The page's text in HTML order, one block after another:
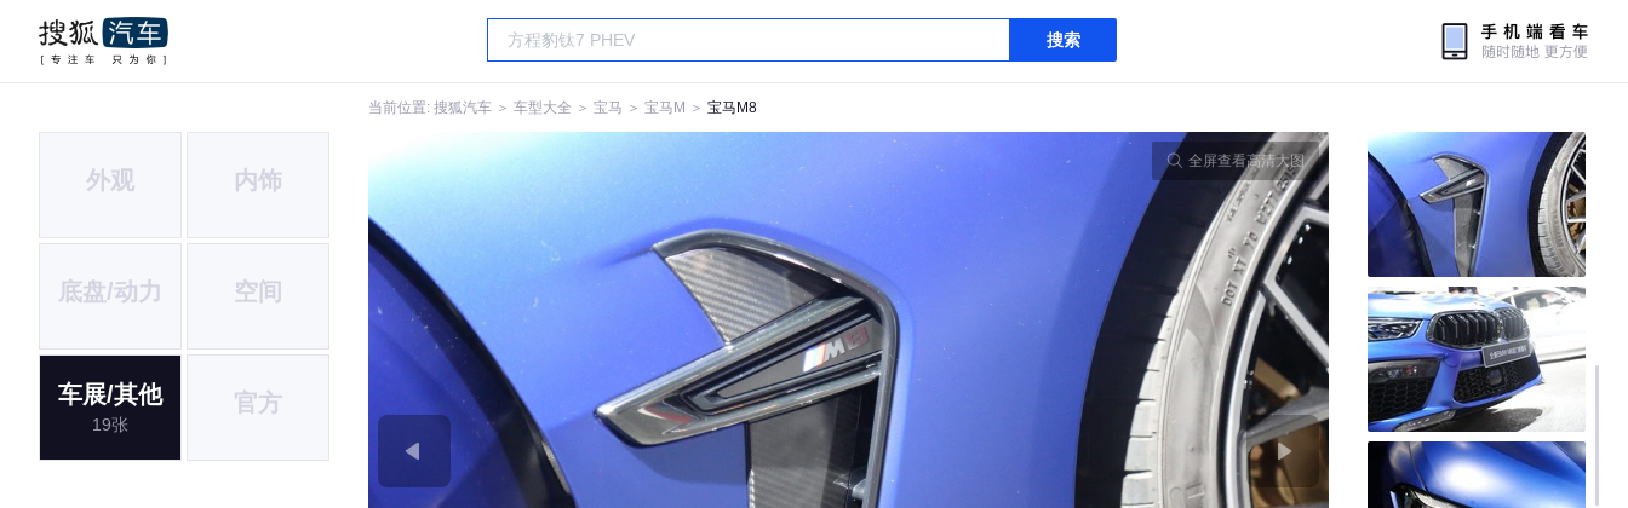
搜索
当前位置: 搜狐汽车 ＞ 车型大全 ＞ 宝马 ＞ 宝马M ＞ 宝马M8
外观 内饰
底盘/动力 空间
车展/其他
19张
官方
全屏查看高清大图